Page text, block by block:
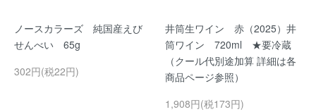
ノースカラーズ 純国産えび
せんべい 65g
302円(税22円)
井筒生ワイン 赤（2025）井
筒ワイン 720ml ★要冷蔵
（クール代別途加算 詳細は各
商品ページ参照）
1,908円(税173円)